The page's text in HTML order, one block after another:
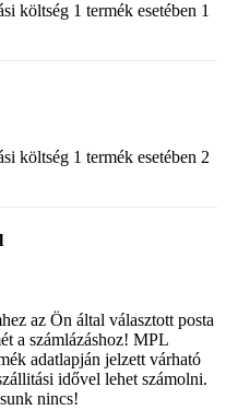
költség 1 termék esetében 1
költség 1 termék esetében 2
az Ön által választott posta
a számlázáshoz! MPL
adatlapján jelzett várható
idővel lehet számolni.
nincs!